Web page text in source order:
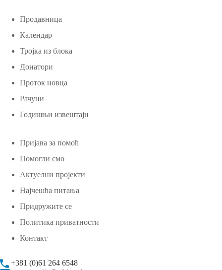
Продавница
Календар
Тројка из блока
Донатори
Проток новца
Рачуни
Годишњи извештаји
Пријава за помоћ
Помогли смо
Актуелни пројекти
Најчешћа питања
Придружите се
Политика приватности
Контакт
+381 (0)61 264 6548